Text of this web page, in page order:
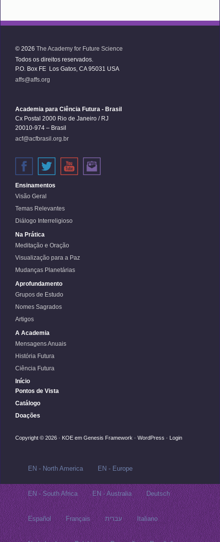
© 2026 The Academy for Future Science
Todos os direitos reservados.
P.O. Box FE Los Gatos, CA 95031 USA
affs@affs.org
Academia para Ciência Futura - Brasil
Cx Postal 2000 Rio de Janeiro / RJ
20010-974 – Brasil
acf@acfbrasil.org.br
Ensinamentos
Visão Geral
Temas Relevantes
Diálogo Interreligioso
Na Prática
Meditação e Oração
Visualização para a Paz
Mudanças Planetárias
Aprofundamento
Grupos de Estudo
Nomes Sagrados
Artigos
A Academia
Mensagens Anuais
História Futura
Ciência Futura
Início
Pontos de Vista
Catálogo
Doações
Copyright © 2026 · KOE em Genesis Framework · WordPress · Login
EN - North America EN - Europe
EN - South Africa EN - Australia Deutsch
Español Français עברית Italiano